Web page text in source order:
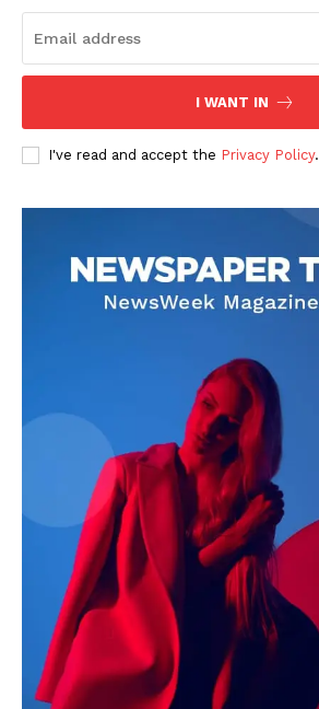
DOWNLOAD NOW
AIN NEWS 1
Contact Us
About Us
Privacy Policy
Terms of Use Agreement
Facebook
X WhatsApp
Share
I WANT IN
I've read and accept the Privacy Policy.